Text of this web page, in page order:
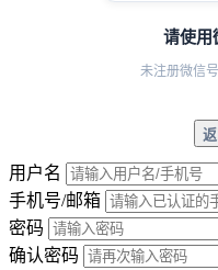
请使用
未注册微信
用户名
手机号/邮箱
密码
确认密码